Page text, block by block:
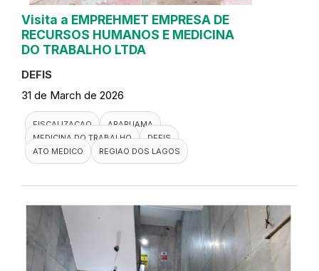
Visita a EMPREHMET EMPRESA DE
RECURSOS HUMANOS E MEDICINA
DO TRABALHO LTDA
DEFIS
31 de March de 2026
FISCALIZACAO
ARARUAMA
MEDICINA DO TRABALHO
DEFIS
ATO MEDICO
REGIAO DOS LAGOS